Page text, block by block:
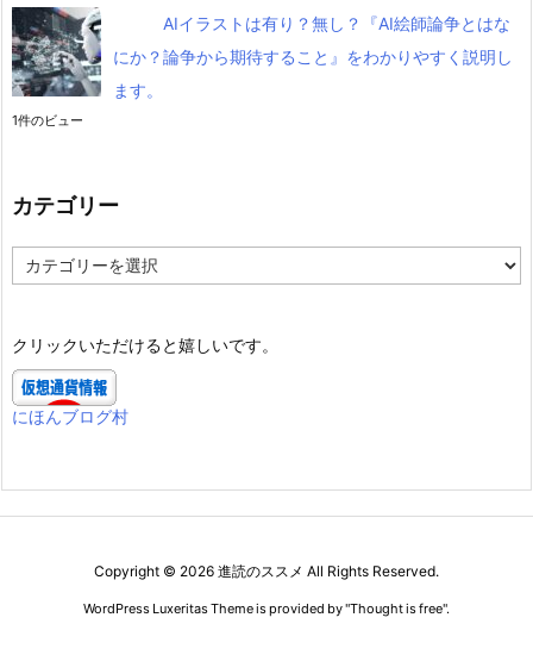
AIイラストは有り？無し？『AI絵師論争とはな
にか？論争から期待すること』をわかりやすく説明し
ます。
1件のビュー
カテゴリー
テ
ー
クリックいただけると嬉しいです。
にほんブログ村
Copyright © 2026 進読のススメ All Rights Reserved.
WordPress Luxeritas Theme is provided by "Thought is free".